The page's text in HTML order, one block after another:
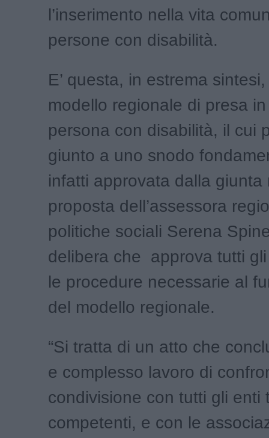
l’inserimento nella vita
persone con disabilità.
E’ questa, in estrema
modello regionale di presa
persona con disabilità, il cui
giunto a uno snodo
infatti approvata dalla giunta
proposta dell’assessora
politiche sociali Serena
delibera che approva tutti
le procedure necessarie al
del modello regionale.
“Si tratta di un atto che
e complesso lavoro di
condivisione con tutti gli enti
competenti, e con le